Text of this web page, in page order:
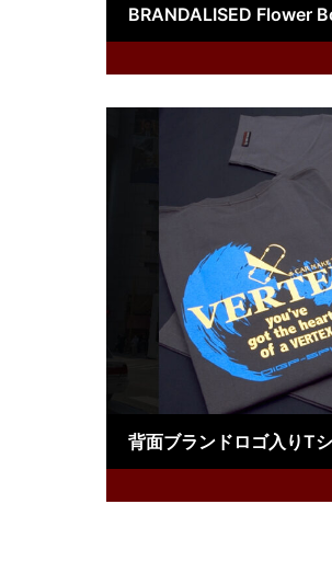
BRANDALISED Flower
背面ブランドロゴ入りT